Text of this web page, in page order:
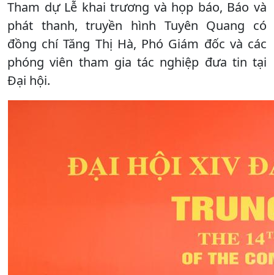
Tham dự Lễ khai trương và họp báo, Báo và
phát thanh, truyền hình Tuyên Quang có
đồng chí Tăng Thị Hà, Phó Giám đốc và các
phóng viên tham gia tác nghiệp đưa tin tại
Đại hội.